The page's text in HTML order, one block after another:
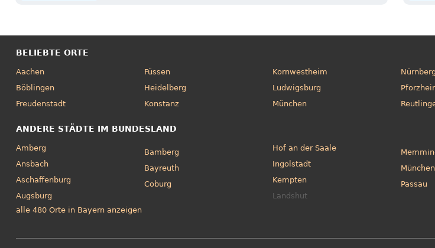
BELIEBTE ORTE
Aachen
Böblingen
Freudenstadt
Füssen
Heidelberg
Konstanz
Kornwestheim
Ludwigsburg
München
Nürnberg
ANDERE STÄDTE IM BUNDESLAND
Amberg
Ansbach
Aschaffenburg
Augsburg
Bamberg
Bayreuth
Coburg
Hof an der Saale
Ingolstadt
Kempten
Landshut
München
Passau
alle 480 Orte in Bayern anzeigen